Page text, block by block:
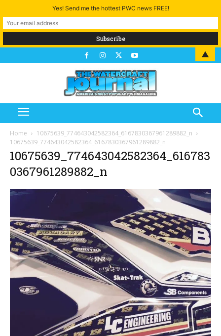
Home
10675639_774643042582364_6167830367961289882_n
10675639_774643042582364_6167830367961289882_n
10675639_774643042582364_616783
0367961289882_n
Yes! Send me the hottest PWC news FREE!
▲